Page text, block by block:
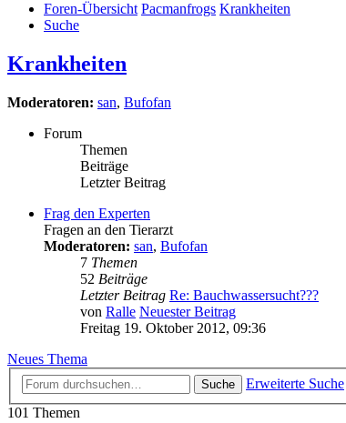
Foren-Übersicht Pacmanfrogs Krankheiten
Suche
Krankheiten
Moderatoren: san, Bufofan
Forum
Themen
Beiträge
Letzter Beitrag
Frag den Experten
Fragen an den Tierarzt
Moderatoren: san, Bufofan
7 Themen
52 Beiträge
Letzter Beitrag Re: Bauchwassersucht???
von Ralle Neuester Beitrag
Freitag 19. Oktober 2012, 09:36
Neues Thema
Suche
Erweiterte Suche
101 Themen